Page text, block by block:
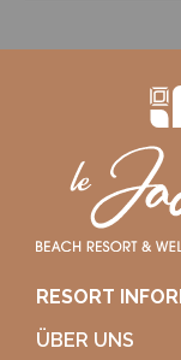
RESORT
ÜBER UNS